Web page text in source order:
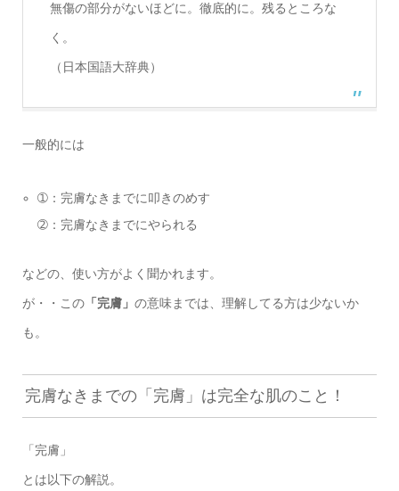
無傷の部分がないほどに。徹底的に。残るところな
く。
（日本国語大辞典）
一般的には
➀：完膚なきまでに叩きのめす
➁：完膚なきまでにやられる
などの、使い方がよく聞かれます。
が・・この「完膚」 の意味までは、理解してる方は少ないか
も。
完膚なきまでの「完膚」は完全な肌のこと！
「完膚」
とは以下の解説。